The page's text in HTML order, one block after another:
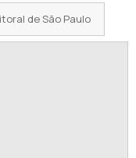
de São Paulo